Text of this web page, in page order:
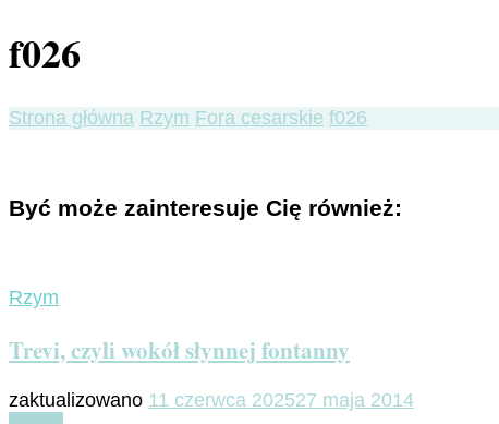
f026
Strona główna Rzym Fora cesarskie f026
Być może zainteresuje Cię również:
Rzym
Trevi, czyli wokół słynnej fontanny
zaktualizowano 11 czerwca 202527 maja 2014